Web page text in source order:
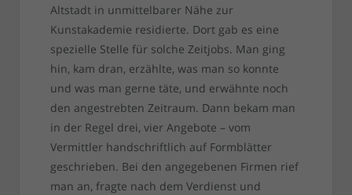
Altstadt in unmittelbarer Nähe zur
Kunstakademie residierte. Dort gab es eine
spezielle Stelle für solche Zeitjobs. Man ging
hin, kam dran, erzählte, was man so konnte
und was man gerne täte, und erwähnte noch
den angestrebten Zeitraum. Dann bekam man
in der Regel drei, vier Angebote – vom
Vermittler handschriftlich auf Formblätter
geschrieben. Bei den angegebenen Firmen rief
man an, fragte nach dem Verdienst und